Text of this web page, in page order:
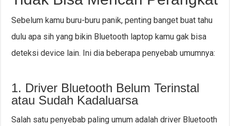
Sebelum kamu buru-buru panik, penting banget buat tahu
dulu apa sih yang bikin Bluetooth laptop kamu gak bisa
deteksi device lain. Ini dia beberapa penyebab umumnya:
1. Driver Bluetooth Belum Terinstal
atau Sudah Kadaluarsa
Salah satu penyebab paling umum adalah driver Bluetooth